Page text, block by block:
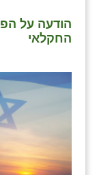
הודעה על
החקלאי